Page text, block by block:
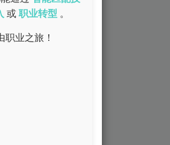
或 职业转型 。
职业之旅！